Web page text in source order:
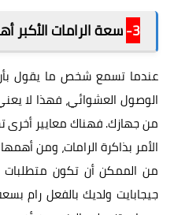
3- سعة الرامات
عندما تسمع شخص ما يقول
الوصول العشوائي، فهذا لا
من جهازك. فهناك معايير أخرى
الأمر بذاكرة الرامات، ومن